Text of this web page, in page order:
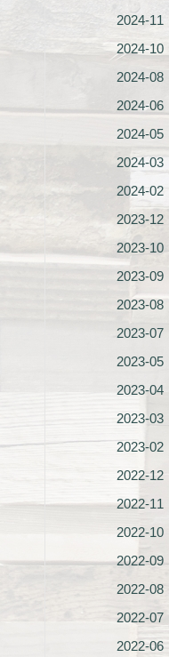
2024-11
2024-10
2024-08
2024-06
2024-05
2024-03
2024-02
2023-12
2023-10
2023-09
2023-08
2023-07
2023-05
2023-04
2023-03
2023-02
2022-12
2022-11
2022-10
2022-09
2022-08
2022-07
2022-06